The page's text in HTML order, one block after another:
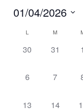
01/04/2026
date.
DE
L M
0
30
0
31
0
1
0
6
0
7
0
13
0
14
0